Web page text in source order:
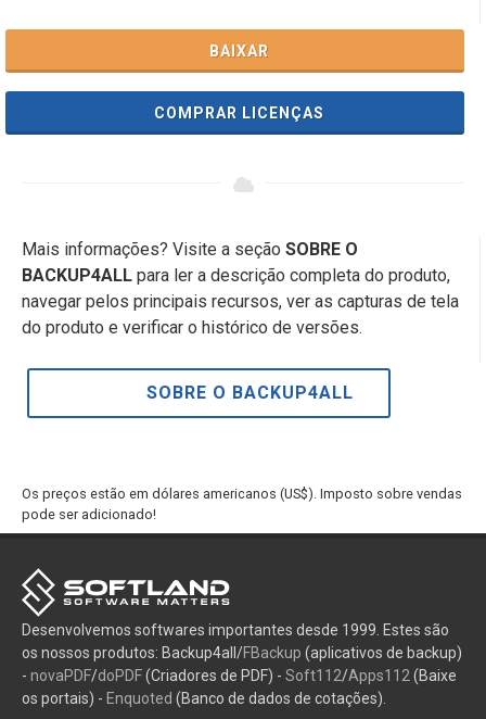
BAIXAR
COMPRAR LICENÇAS
Mais informações? Visite a seção SOBRE O
BACKUP4ALL para ler a descrição completa do produto,
navegar pelos principais recursos, ver as capturas de tela
do produto e verificar o histórico de versões.
SOBRE O BACKUP4ALL
Os preços estão em dólares americanos (US$). Imposto sobre vendas
pode ser adicionado!
Desenvolvemos softwares importantes desde 1999. Estes são
os nossos produtos: Backup4all/FBackup (aplicativos de backup)
- novaPDF/doPDF(Criadores de PDF) - Soft112/Apps112 (Baixe
os portais) - Enquoted (Banco de dados de cotações).